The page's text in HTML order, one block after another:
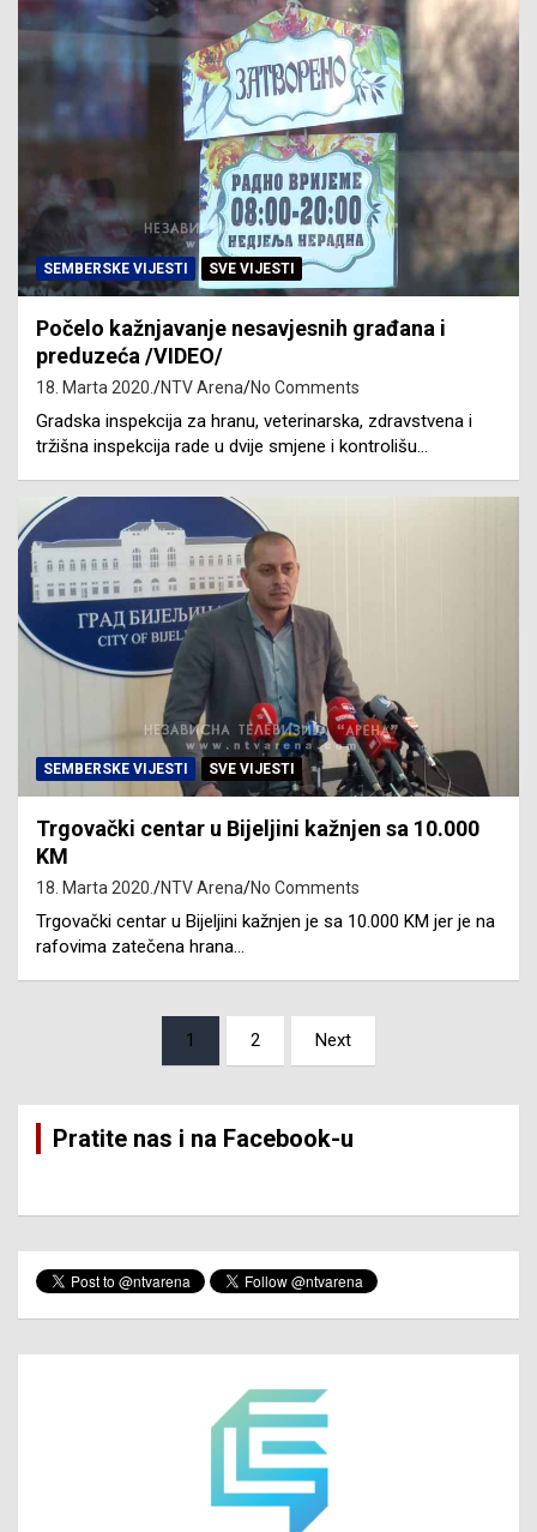
SEMBERSKE VIJESTI SVE VIJESTI
Počelo kažnjavanje nesavjesnih građana i
preduzeća /VIDEO/
18. Marta 2020. NTV Arena No Comments
Gradska inspekcija za hranu, veterinarska, zdravstvena i
tržišna inspekcija rade u dvije smjene i kontrolišu…
SEMBERSKE VIJESTI SVE VIJESTI
Trgovački centar u Bijeljini kažnjen sa 10.000
KM
18. Marta 2020. NTV Arena No Comments
Trgovački centar u Bijeljini kažnjen je sa 10.000 KM jer je na
rafovima zatečena hrana…
1 2 Next
Pratite nas i na Facebook-u